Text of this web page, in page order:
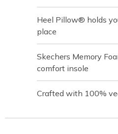
Heel Pillow® holds
place
Skechers Memory
comfort insole
Crafted with 100%